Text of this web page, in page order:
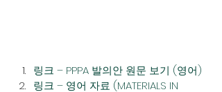
링크 – PPPA 발의안 원문 보기 (영어)
링크 – 영어 자료 (MATERIALS IN